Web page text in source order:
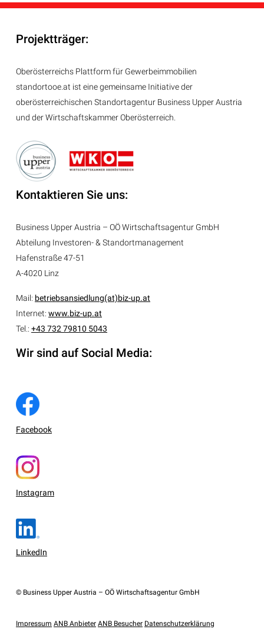
Projektträger:
Oberösterreichs Plattform für Gewerbeimmobilien
standortooe.at ist eine gemeinsame Initiative der
oberösterreichischen Standortagentur Business Upper Austria
und der Wirtschaftskammer Oberösterreich.
Kontaktieren Sie uns:
Business Upper Austria – OÖ Wirtschaftsagentur GmbH
Abteilung Investoren- & Standortmanagement
Hafenstraße 47-51
A-4020 Linz
Mail: betriebsansiedlung(at)biz-up.at
Internet: www.biz-up.at
Tel.: +43 732 79810 5043
Wir sind auf Social Media:
Facebook
Instagram
LinkedIn
© Business Upper Austria – OÖ Wirtschaftsagentur GmbH
Impressum ANB Anbieter ANB Besucher Datenschutzerklärung